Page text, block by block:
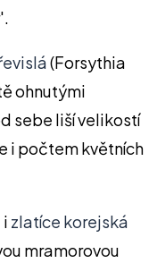
(Forsythia
ohnutými
sebe liší velikostí
i počtem květních
i zlatíce korejská
mramorovou